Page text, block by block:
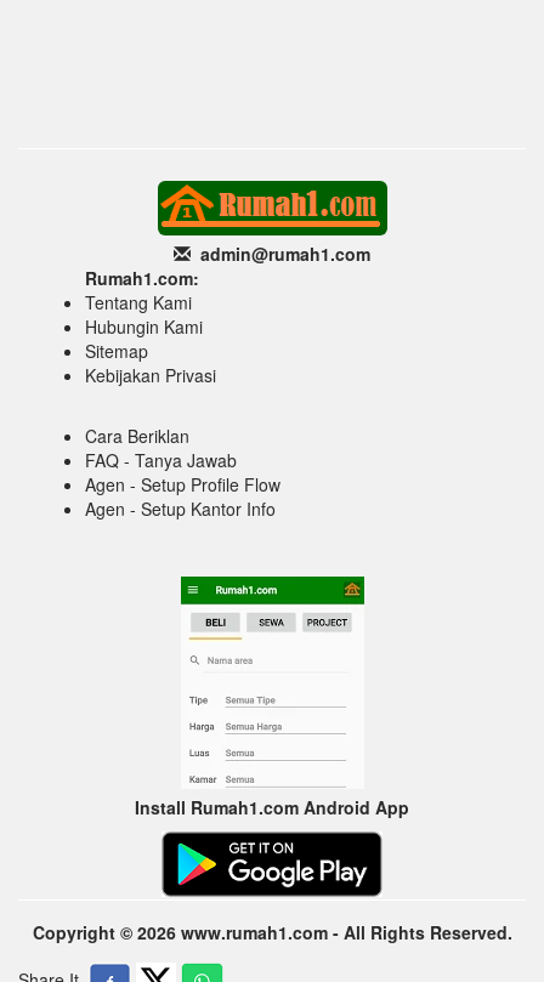
admin@rumah1.com
Rumah1.com:
Tentang Kami
Hubungin Kami
Sitemap
Kebijakan Privasi
Cara Beriklan
FAQ - Tanya Jawab
Agen - Setup Profile Flow
Agen - Setup Kantor Info
Install Rumah1.com Android App
Copyright © 2026 www.rumah1.com - All Rights Reserved.